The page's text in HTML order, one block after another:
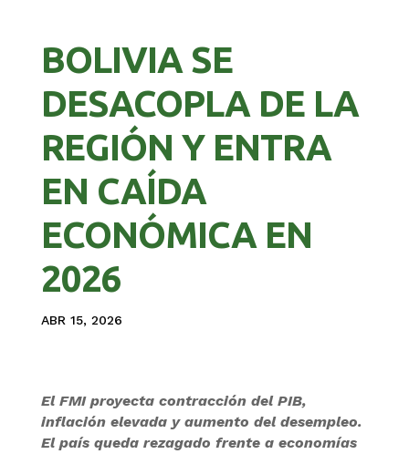
BOLIVIA SE
DESACOPLA DE LA
REGIÓN Y ENTRA
EN CAÍDA
ECONÓMICA EN
2026
ABR 15, 2026
El FMI proyecta contracción del PIB,
inflación elevada y aumento del desempleo.
El país queda rezagado frente a economías